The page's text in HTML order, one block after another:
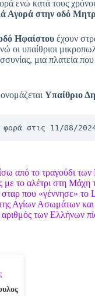
ενώ κατά τους
Αγορά στην οδό
Ηφαίστου έχουν
οι υπαίθριοι
μια πλατεία
Υπαίθριο
φορά στις 11/08/
από το τραγούδι
με το αλέτρι στη
που «γέννησε» το
Αγίων Ασωμάτων και
των Ελλήνων